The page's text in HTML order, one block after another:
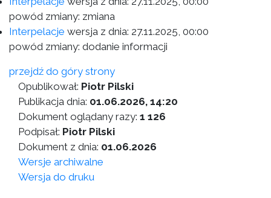
powód zmiany: zmiana
Interpelacje wersja z dnia: 27.11.2025, 00:00
powód zmiany: dodanie informacji
przejdź do góry strony
Opublikował: Piotr Pilski
Publikacja dnia: 01.06.2026, 14:20
Dokument oglądany razy: 1 126
Podpisał: Piotr Pilski
Dokument z dnia: 01.06.2026
Wersje archiwalne
Wersja do druku